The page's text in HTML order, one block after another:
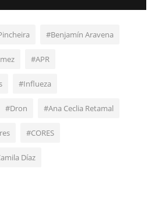
#Benjamín Aravena
#APR
#Influeza
#Dron #Ana Ceclia Retamal
#CORES
Díaz